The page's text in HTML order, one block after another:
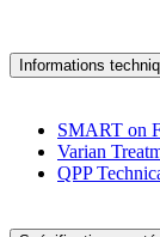
Informations
SMART on
Varian
QPP